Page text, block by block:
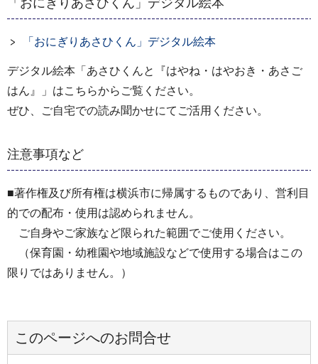
「おにぎりあさひくん」デジタル絵本
デジタル絵本「あさひくんと『はやね・はやおき・あさご
はん』」はこちらからご覧ください。
ぜひ、ご自宅での読み聞かせにてご活用ください。
注意事項など
■著作権及び所有権は横浜市に帰属するものであり、営利目
的での配布・使用は認められません。
ご自身やご家族など限られた範囲でご使用ください。
（保育園・幼稚園や地域施設などで使用する場合はこの
限りではありません。）
このページへのお問合せ